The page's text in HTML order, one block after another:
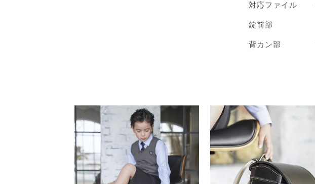
対応ファイル
錠前部
背カン部